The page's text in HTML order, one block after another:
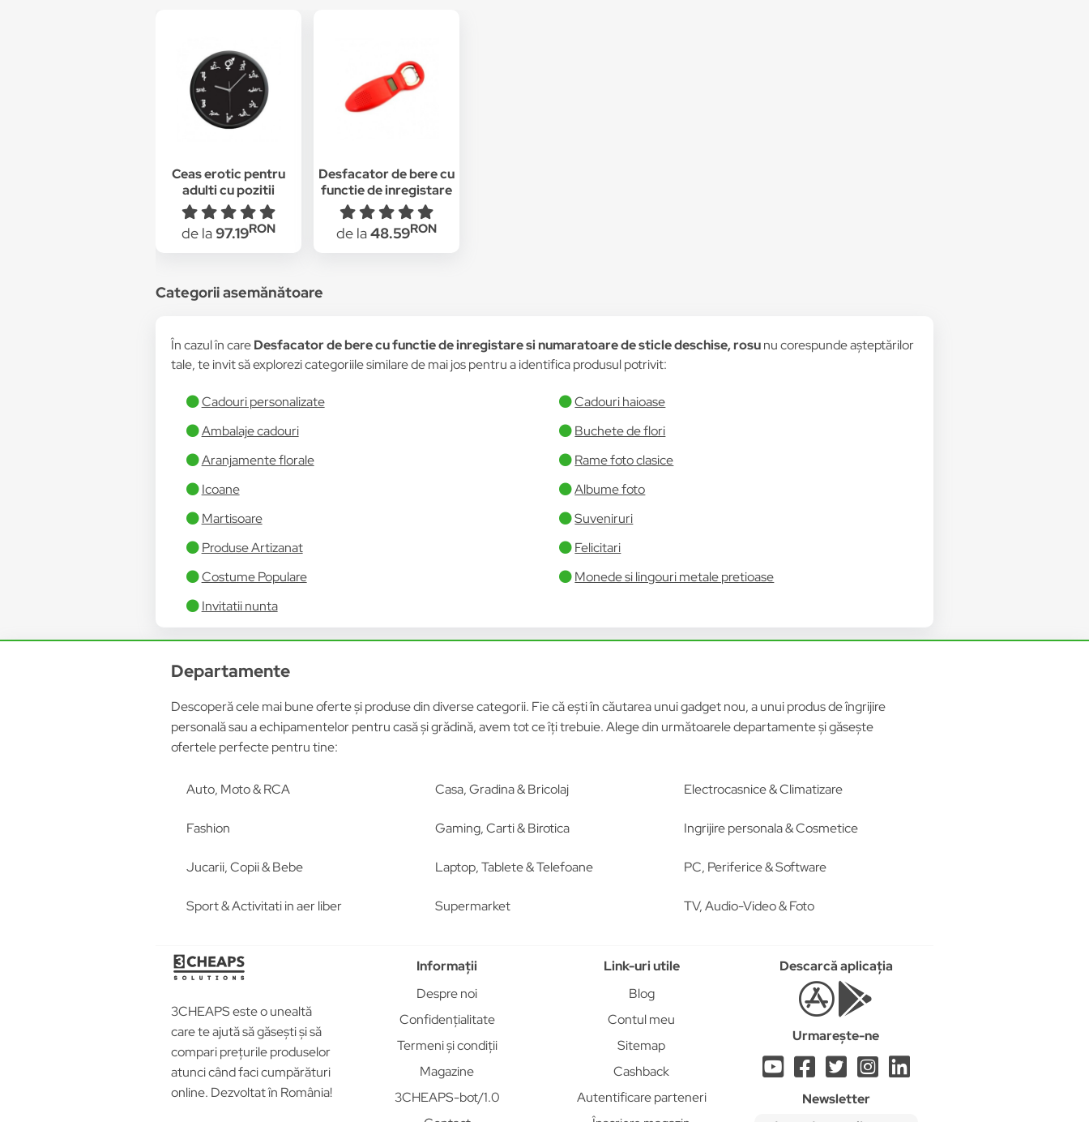
Ceas erotic pentru
adulti cu pozitii
sexuale, negru
de la97.19RON
Desfacator de bere cu
functie de inregistare
si numaratoare de
sticle deschise, rosu
de la48.59RON
Categorii asemănătoare
În cazul în careDesfacator de bere cu functie de inregistare si numaratoare de sticle deschise, rosunu corespunde așteptărilor
tale, te invit să explorezi categoriile similare de mai jos pentru a identifica produsul potrivit:
Cadouri personalizate
Cadouri haioase
Ambalaje cadouri
Buchete de flori
Aranjamente florale
Rame foto clasice
Icoane
Albume foto
Martisoare
Suveniruri
Produse Artizanat
Felicitari
Costume Populare
Monede si lingouri metale pretioase
Invitatii nunta
Departamente
Descoperă cele mai bune oferte și produse din diverse categorii. Fie că ești în căutarea unui gadget nou, a unui produs de îngrijire
personală sau a echipamentelor pentru casă și grădină, avem tot ce îți trebuie. Alege din următoarele departamente și găsește
ofertele perfecte pentru tine:
Auto, Moto & RCA Casa, Gradina & Bricolaj Electrocasnice & Climatizare
Fashion Gaming, Carti & Birotica Ingrijire personala & Cosmetice
Jucarii, Copii & Bebe Laptop, Tablete & Telefoane PC, Periferice & Software
Sport & Activitati in aer liber Supermarket TV, Audio-Video & Foto
3CHEAPS este o unealtă
care te ajută să găsești și să
compari prețurile produselor
atunci când faci cumpărături
online. Dezvoltat în România!
Informații
Despre noi
Confidențialitate
Termeni și condiții
Magazine
3CHEAPS-bot/1.0
Link-uri utile
Blog
Contul meu
Sitemap
Cashback
Autentificare parteneri
Descarcă aplicația
Urmarește-ne
Newsletter